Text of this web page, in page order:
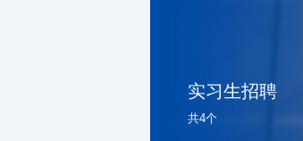
实习生招聘
共4个